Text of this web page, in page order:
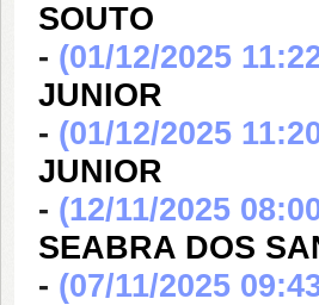
SOUTO
- (01/12/2025
JUNIOR
- (01/12/2025
JUNIOR
- (12/11/2025
SEABRA DOS
- (07/11/2025